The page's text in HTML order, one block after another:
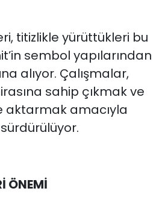
titizlikle yürüttükleri bu
sembol yapılarından
alıyor. Çalışmalar,
sahip çıkmak ve
aktarmak amacıyla
ÖNEMİ